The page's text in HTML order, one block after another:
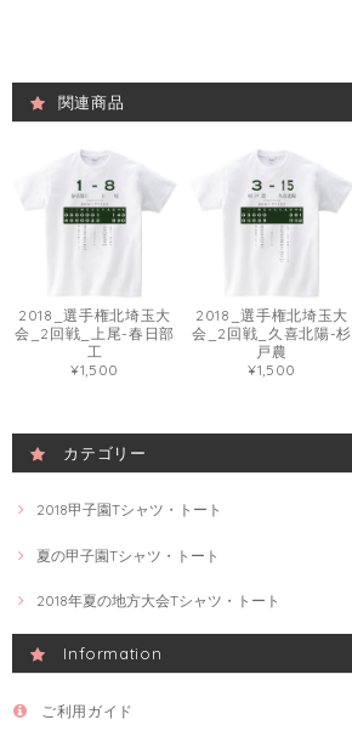
関連商品
2018_選手権北埼玉大
会_2回戦_上尾-春日部
工
¥1,500
2018_選手権北埼玉大
会_2回戦_久喜北陽-杉
戸農
¥1,500
カテゴリー
2018甲子園Tシャツ・トート
夏の甲子園Tシャツ・トート
2018年夏の地方大会Tシャツ・トート
Information
ご利用ガイド